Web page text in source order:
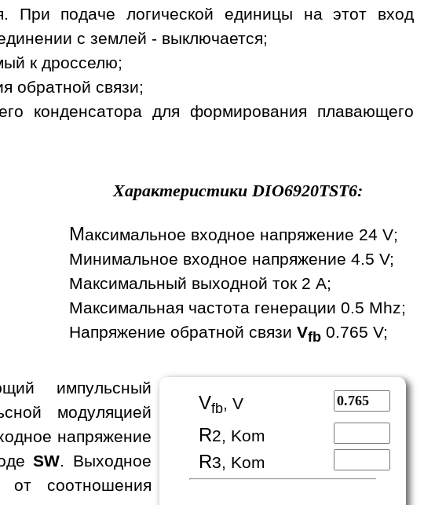
При подаче логической единицы на этот вход
с землей - выключается;
к дросселю;
обратной связи;
конденсатора для формирования плавающего
Характеристики DIO6920TST6:
Максимальное входное напряжение 24 V;
Минимальное входное напряжение 4.5 V;
Максимальный выходной ток 2 A;
Максимальная частота генерации 0.5 Mhz;
Напряжение обратной связи Vfb 0.765 V;
Vfb, V
R2, Kom
R3, Kom
импульсный
модуляцией
напряжение
SW. Выходное
от соотношения